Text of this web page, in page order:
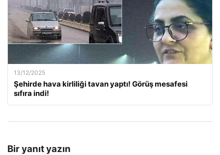
13/12/2025
Şehirde hava kirliliği tavan yaptı! Görüş mesafesi
sıfıra indi!
Bir yanıt yazın